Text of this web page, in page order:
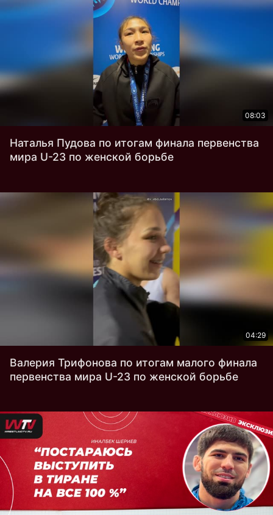
08:03
Наталья Пудова по итогам финала первенства
мира U-23 по женской борьбе
04:29
Валерия Трифонова по итогам малого финала
первенства мира U-23 по женской борьбе